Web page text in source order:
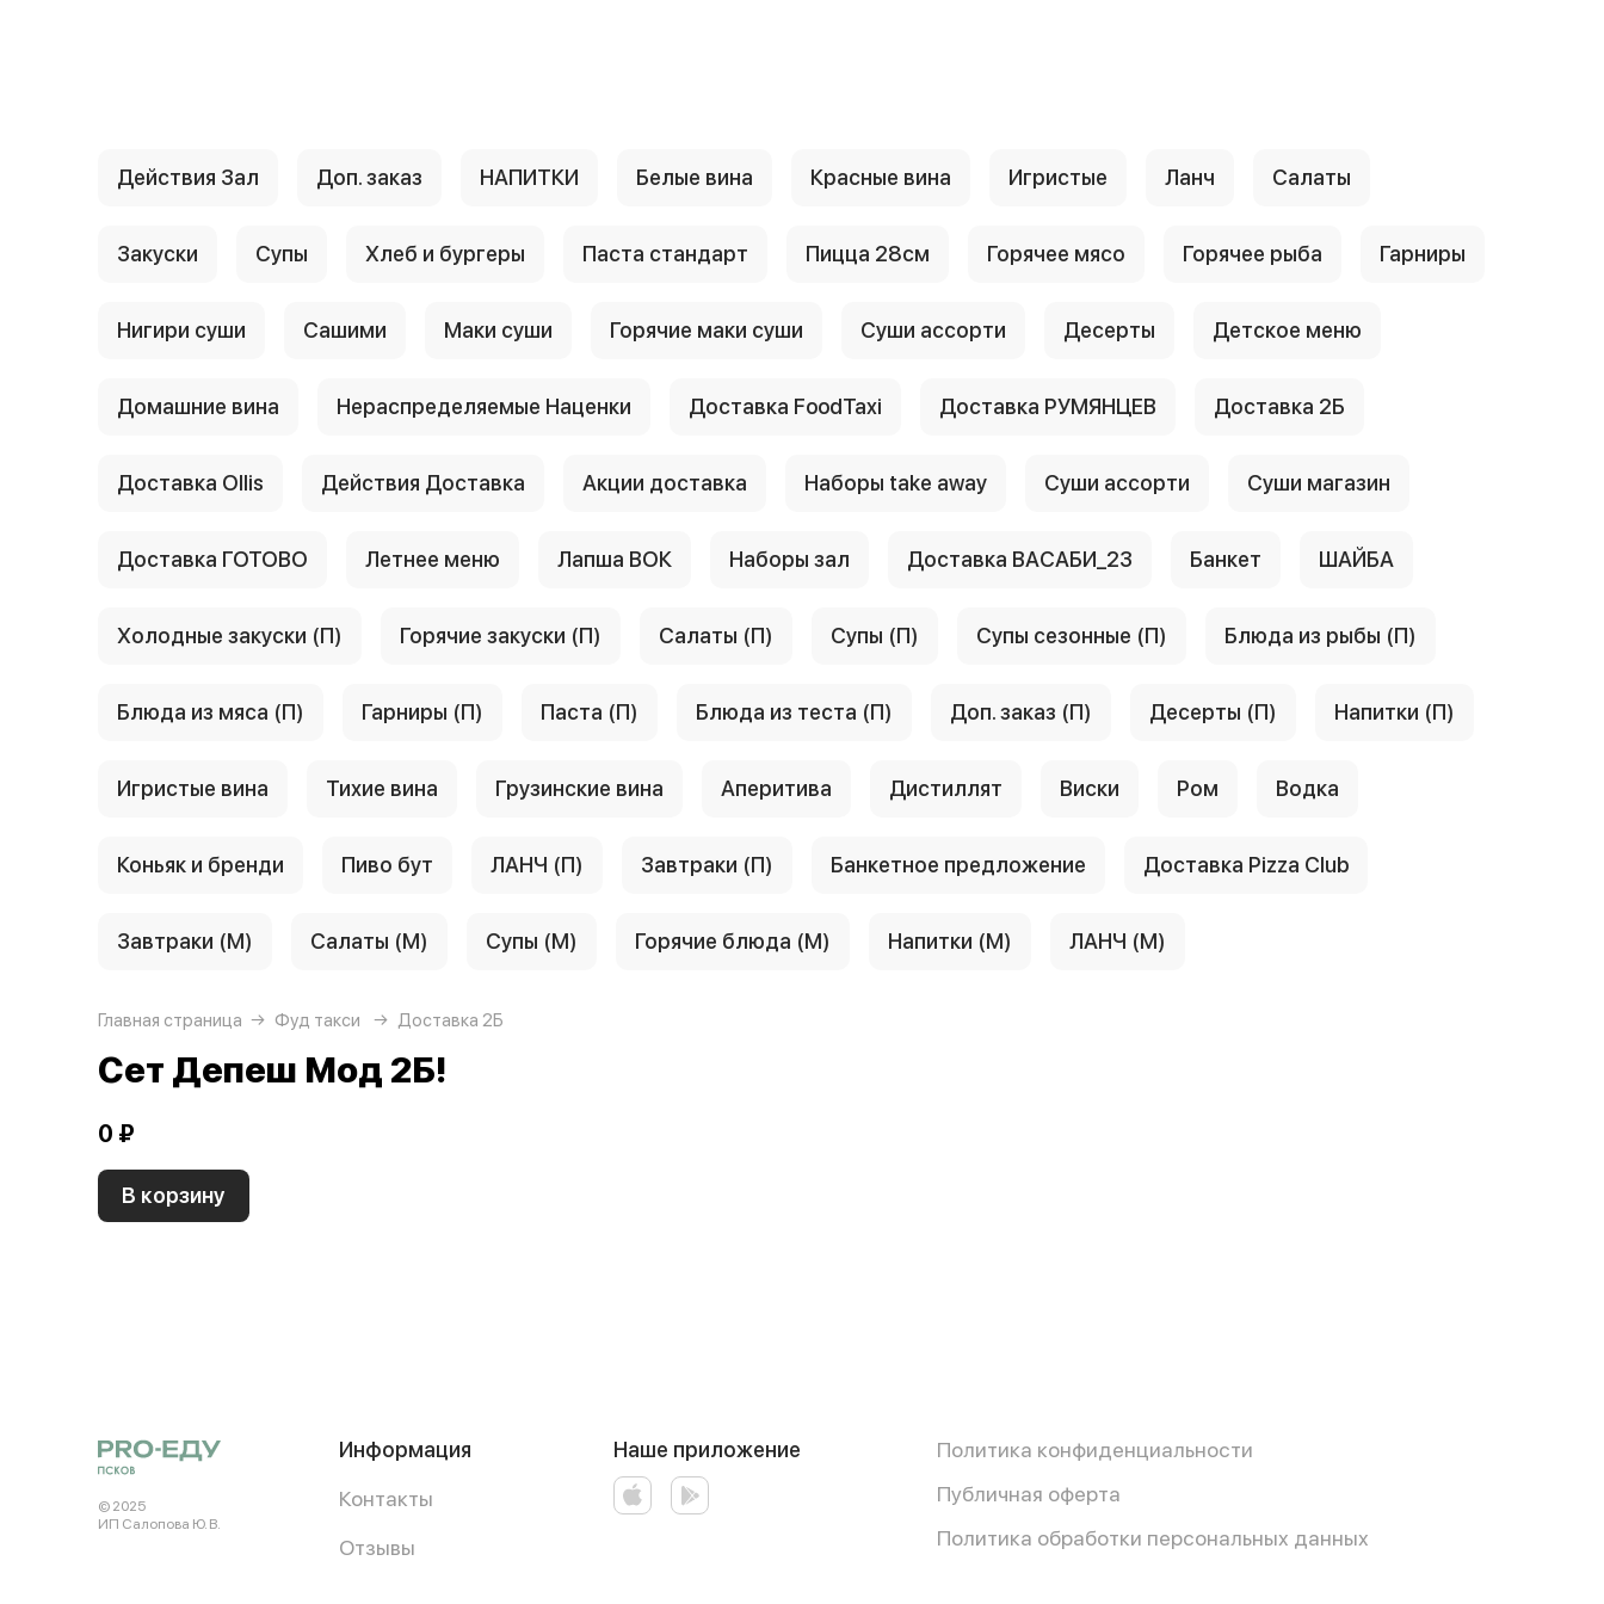
Действия Зал Доп. заказ НАПИТКИ Белые вина Красные вина Игристые Ланч Салаты
Закуски Супы Хлеб и бургеры Паста стандарт Пицца 28см Горячее мясо Горячее рыба Гарниры
Нигири суши Сашими Маки суши Горячие маки суши Суши ассорти Десерты Детское меню
Домашние вина Нераспределяемые Наценки Доставка FoodTaxi Доставка РУМЯНЦЕВ Доставка 2Б
Доставка Ollis Действия Доставка Акции доставка Наборы take away Суши ассорти Суши магазин
Доставка ГОТОВО Летнее меню Лапша ВОК Наборы зал Доставка ВАСАБИ_23 Банкет ШАЙБА
Холодные закуски (П) Горячие закуски (П) Салаты (П) Супы (П) Супы сезонные (П) Блюда из рыбы (П)
Блюда из мяса (П) Гарниры (П) Паста (П) Блюда из теста (П) Доп. заказ (П) Десерты (П) Напитки (П)
Игристые вина Тихие вина Грузинские вина Аперитива Дистиллят Виски Ром Водка
Коньяк и бренди Пиво бут ЛАНЧ (П) Завтраки (П) Банкетное предложение Доставка Pizza Club
Завтраки (М) Салаты (М) Супы (М) Горячие блюда (М) Напитки (М) ЛАНЧ (М)
Главная страница Фуд такси Доставка 2Б
Сет Депеш Мод 2Б!
0 ₽
В корзину
© 2025
ИП Салопова Ю. В.
Информация
Контакты
Отзывы
Наше приложение
Политика конфиденциальности
Публичная оферта
Политика обработки персональных данных